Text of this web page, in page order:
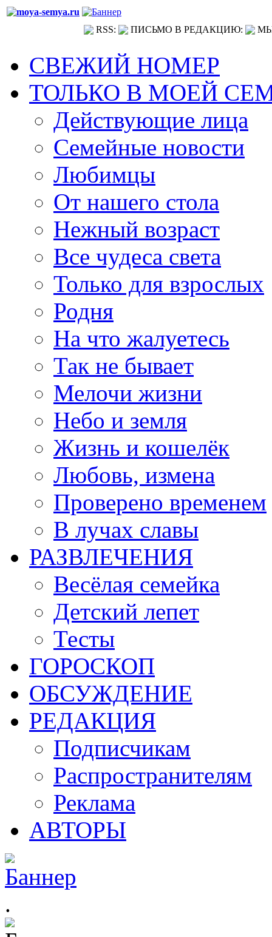
RSS: ПИСЬМО В РЕДАКЦИЮ:
СВЕЖИЙ НОМЕР
ТОЛЬКО В МОЕЙ
Действующие лица
Семейные новости
Любимцы
От нашего стола
Нежный возраст
Все чудеса света
Только для взрослых
Родня
На что жалуетесь
Так не бывает
Мелочи жизни
Небо и земля
Жизнь и кошелёк
Любовь, измена
Проверено временем
В лучах славы
РАЗВЛЕЧЕНИЯ
Весёлая семейка
Детский лепет
Тесты
ГОРОСКОП
ОБСУЖДЕНИЕ
РЕДАКЦИЯ
Подписчикам
Распространителям
Реклама
АВТОРЫ
.